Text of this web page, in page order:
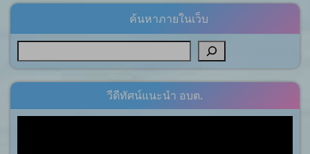
ค้นหาภายในเว็บ
วีดีทัศน์แนะนำ อบต.